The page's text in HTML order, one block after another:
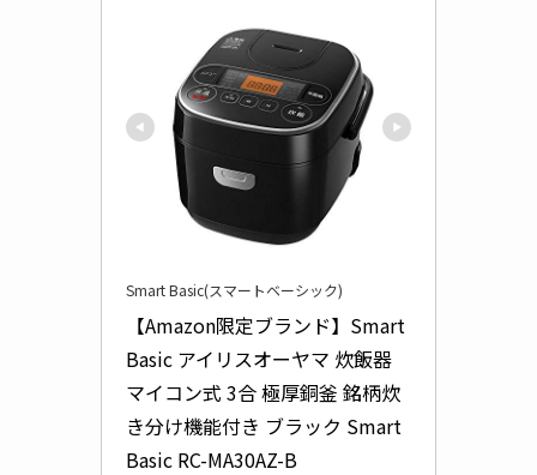
Smart Basic(スマートベーシック)
【Amazon限定ブランド】Smart
Basic アイリスオーヤマ 炊飯器
マイコン式 3合 極厚銅釜 銘柄炊
き分け機能付き ブラック Smart
Basic RC-MA30AZ-B